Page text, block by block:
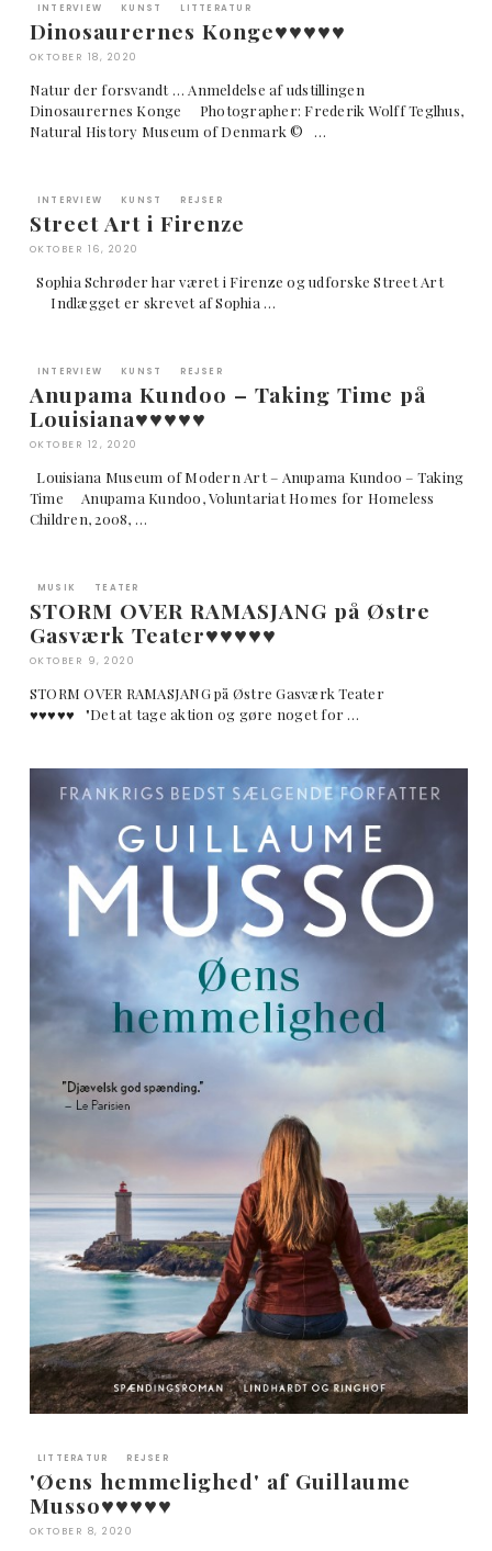
INTERVIEW KUNST LITTERATUR
Dinosaurernes Konge♥︎♥︎♥︎♥︎♥︎
OKTOBER 18, 2020
Natur der forsvandt … Anmeldelse af udstillingen
Dinosaurernes Konge Photographer: Frederik Wolff Teglhus,
Natural History Museum of Denmark © …
INTERVIEW KUNST REJSER
Street Art i Firenze
OKTOBER 16, 2020
Sophia Schrøder har været i Firenze og udforske Street Art
Indlægget er skrevet af Sophia …
INTERVIEW KUNST REJSER
Anupama Kundoo – Taking Time på
Louisiana♥︎♥︎♥︎♥︎♥︎
OKTOBER 12, 2020
Louisiana Museum of Modern Art – Anupama Kundoo – Taking
Time Anupama Kundoo, Voluntariat Homes for Homeless
Children, 2008, …
MUSIK TEATER
STORM OVER RAMASJANG på Østre
Gasværk Teater♥︎♥︎♥︎♥︎♥︎
OKTOBER 9, 2020
STORM OVER RAMASJANG på Østre Gasværk Teater
♥︎♥︎♥︎♥︎♥︎ "Det at tage aktion og gøre noget for …
LITTERATUR REJSER
'Øens hemmelighed' af Guillaume
Musso♥︎♥︎♥︎♥︎♥︎
OKTOBER 8, 2020